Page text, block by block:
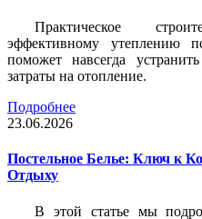
Практическое
эффективному утеплению
поможет навсегда
затраты на отопление.
Подробнее
23.06.2026
Постельное Белье: Ключ к
Отдыху
В этой статье мы